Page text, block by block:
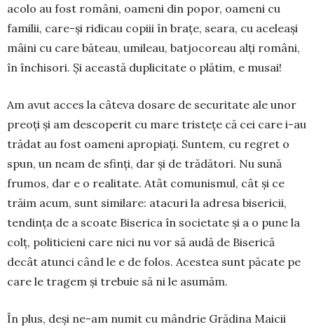
acolo au fost români, oameni din popor, oameni cu
familii, care-și ridicau copiii în brațe, seara, cu aceleași
mâini cu care băteau, umileau, batjocoreau alți români,
în închisori. Și această duplicitate o plătim, e musai!
Am avut acces la câteva dosare de securitate ale unor
preoți și am descoperit cu mare tristețe că cei care i-au
trădat au fost oameni apropiați. Suntem, cu regret o
spun, un neam de sfinți, dar și de trădători. Nu sună
frumos, dar e o realitate. Atât comunismul, cât și ce
trăim acum, sunt similare: atacuri la adresa bisericii,
tendința de a scoate Biserica în societate și a o pune la
colț, politicieni care nici nu vor să audă de Biserică
decât atunci când le e de folos. Acestea sunt păcate pe
care le tragem și trebuie să ni le asumăm.
În plus, deși ne-am numit cu mândrie Grădina Maicii